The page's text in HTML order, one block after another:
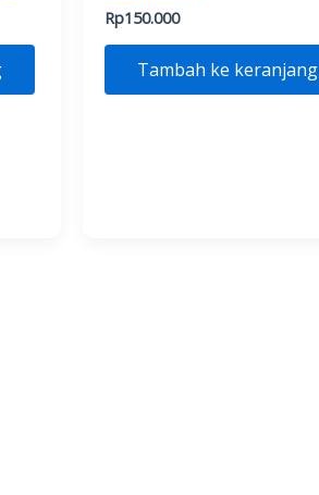
Rp150.000
Tambah ke keranjang